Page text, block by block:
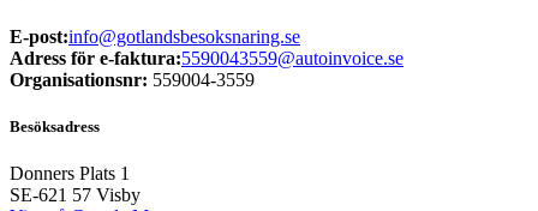
E-post:info@gotlandsbesoksnaring.se
Adress för e-faktura:5590043559@autoinvoice.se
Organisationsnr: 559004-3559
Besöksadress
Donners Plats 1
SE-621 57 Visby